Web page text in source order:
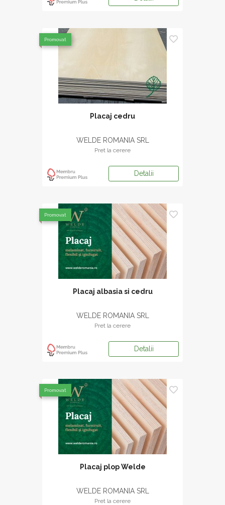
Placaj cedru
WELDE ROMANIA SRL
Pret la cerere
Detalii
Promovat
Placaj albasia si cedru
WELDE ROMANIA SRL
Pret la cerere
Detalii
Promovat
Placaj plop Welde
WELDE ROMANIA SRL
Pret la cerere
Promovat